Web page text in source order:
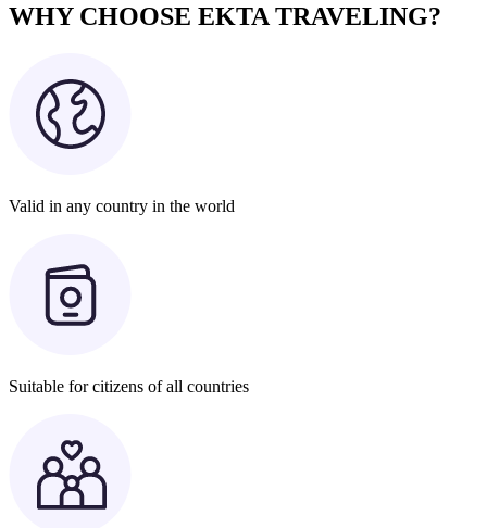
WHY CHOOSE EKTA TRAVELING?
Valid in any country in the world
Suitable for citizens of all countries